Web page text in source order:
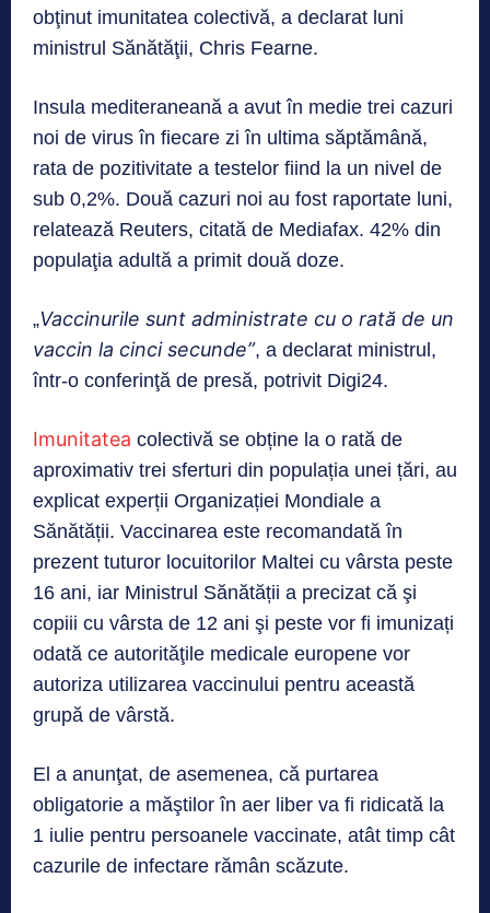
obţinut imunitatea colectivă, a declarat luni
ministrul Sănătăţii, Chris Fearne.
Insula mediteraneană a avut în medie trei cazuri
noi de virus în fiecare zi în ultima săptămână,
rata de pozitivitate a testelor fiind la un nivel de
sub 0,2%. Două cazuri noi au fost raportate luni,
relatează Reuters, citată de Mediafax. 42% din
populaţia adultă a primit două doze.
„Vaccinurile sunt administrate cu o rată de un
vaccin la cinci secunde”, a declarat ministrul,
într-o conferinţă de presă, potrivit Digi24.
Imunitatea colectivă se obține la o rată de
aproximativ trei sferturi din populația unei țări, au
explicat experții Organizației Mondiale a
Sănătății. Vaccinarea este recomandată în
prezent tuturor locuitorilor Maltei cu vârsta peste
16 ani, iar Ministrul Sănătății a precizat că şi
copiii cu vârsta de 12 ani şi peste vor fi imunizați
odată ce autorităţile medicale europene vor
autoriza utilizarea vaccinului pentru această
grupă de vârstă.
El a anunţat, de asemenea, că purtarea
obligatorie a măştilor în aer liber va fi ridicată la
1 iulie pentru persoanele vaccinate, atât timp cât
cazurile de infectare rămân scăzute.